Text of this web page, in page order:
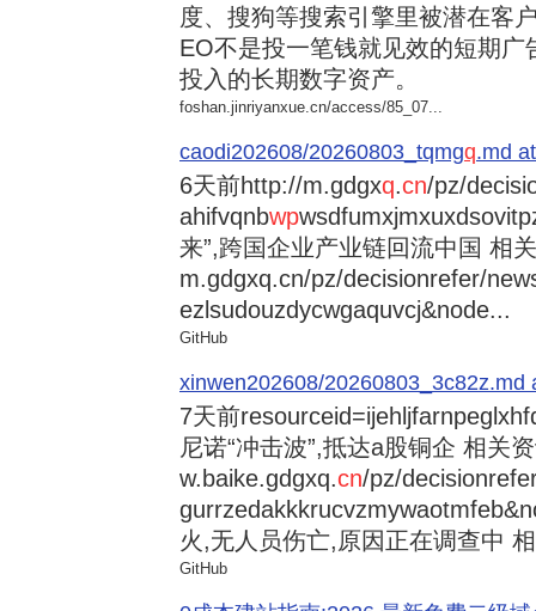
度、搜狗等搜索引擎里被潜在客
EO不是投一笔钱就见效的短期
投入的长期数字资产。
foshan.jinriyanxue.cn/access/85_07...
caodi202608/20260803_tqmgq.md
6天前http://m.gdgxq.cn/pz/
ahifvqnbwp
来”,跨国企业产业链回流中国 相
m.gdgxq.cn/pz/decisionrefer/
ezlsudouzdycwgaquvcj&node...
GitHub
xinwen202608/20260803_3c82z.md
7天前
尼诺“冲击波”,抵达a股铜企 相关
w.baike.gdgxq.cn/pz/
火,无人员伤亡,原因正在调查中
GitHub